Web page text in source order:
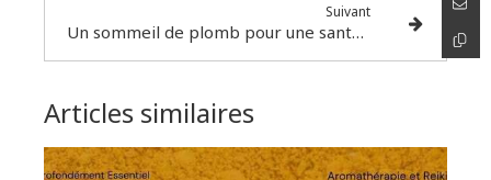
Suivant
Un sommeil de plomb pour une santé de fer
Articles similaires